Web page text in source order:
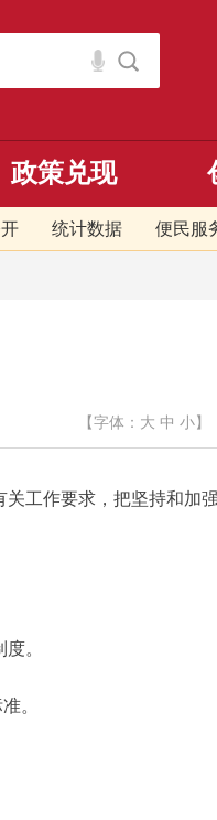
统计数据 便民服
政策兑现
【字体： 大 中 小 】
作要求，把坚持和加
。
。